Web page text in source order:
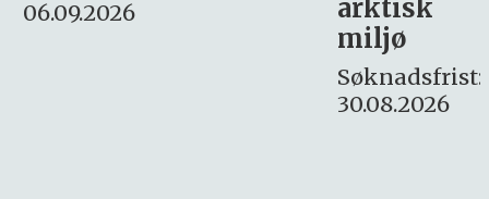
Søknadsfrist:
16. august.